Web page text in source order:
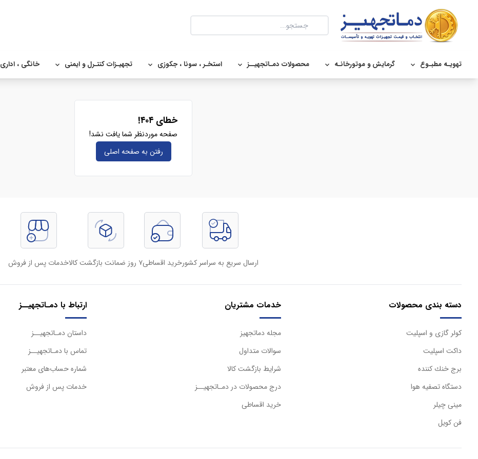
تهویـه مطبـوع گرمایش و موتورخانـه محصولات دمـاتجهیــز استخـر ، سونا ، جکوزی تجهیـزات کنتـرل و ایمنی خانگی ، اداری
خطای ۴۰۴!
صفحه موردنظر شما یافت نشد!
رفتن به صفحه‌ اصلی
ارسال سریع به سراسر کشورخرید اقساطی۷ روز ضمانت بازگشت کالا خدمات پس از فروش
دسته بندی محصولات
كولر گازی و اسپليت
داكت اسپليت
برج خنك كننده
دستگاه تصفيه هوا
مینی چیلر
فن کویل
خدمات مشتریان
مجله دماتجهیز
سوالات متداول
شرایط بازگشت کالا
درج محصولات در دمـاتجهیــز
خرید اقساطی
ارتباط با دمـاتجهیــز
داستان دمـاتجهیــز
تماس با دمـاتجهیــز
شماره حساب‌های معتبر
خدمات پس از فروش